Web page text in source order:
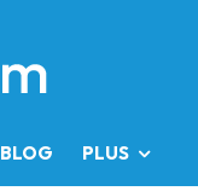
BLOG PLUS